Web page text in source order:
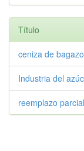
Título
ceniza de
Industria del
reemplazo